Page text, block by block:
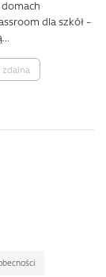
dla szkół –
zdalna